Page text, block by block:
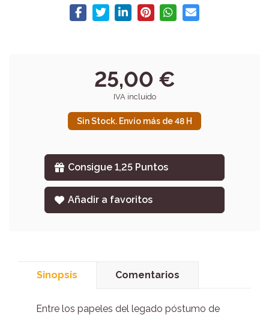
25,00 €
IVA incluido
Sin Stock. Envío más de 48 H
Consigue 1,25 Puntos
Añadir a favoritos
Sinopsis Comentarios
Entre los papeles del legado póstumo de